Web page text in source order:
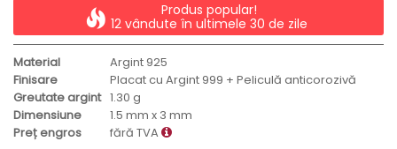
Produs popular!
12 vândute în ultimele 30 de zile
Material
Argint 925
Finisare
Placat cu Argint 999 + Peliculă anticorozivă
Greutate argint 1.30 g
Dimensiune
1.5 mm x 3 mm
Preț engros
fără TVA